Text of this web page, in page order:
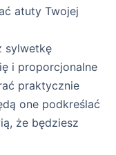
atuty Twojej
sylwetkę
i proporcjonalne
praktycznie
one podkreślać
że będziesz